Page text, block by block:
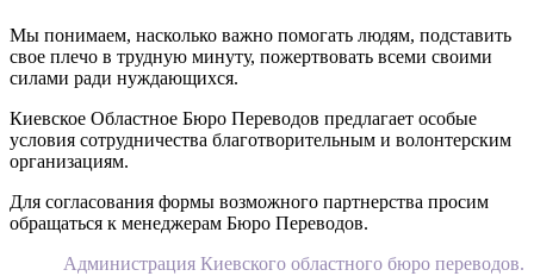
Мы понимаем, насколько важно помогать людям, подставить
свое плечо в трудную минуту, пожертвовать всеми своими
силами ради нуждающихся.
Киевское Областное Бюро Переводов предлагает особые
условия сотрудничества благотворительным и волонтерским
организациям.
Для согласования формы возможного партнерства просим
обращаться к менеджерам Бюро Переводов.
Администрация Киевского областного бюро переводов.